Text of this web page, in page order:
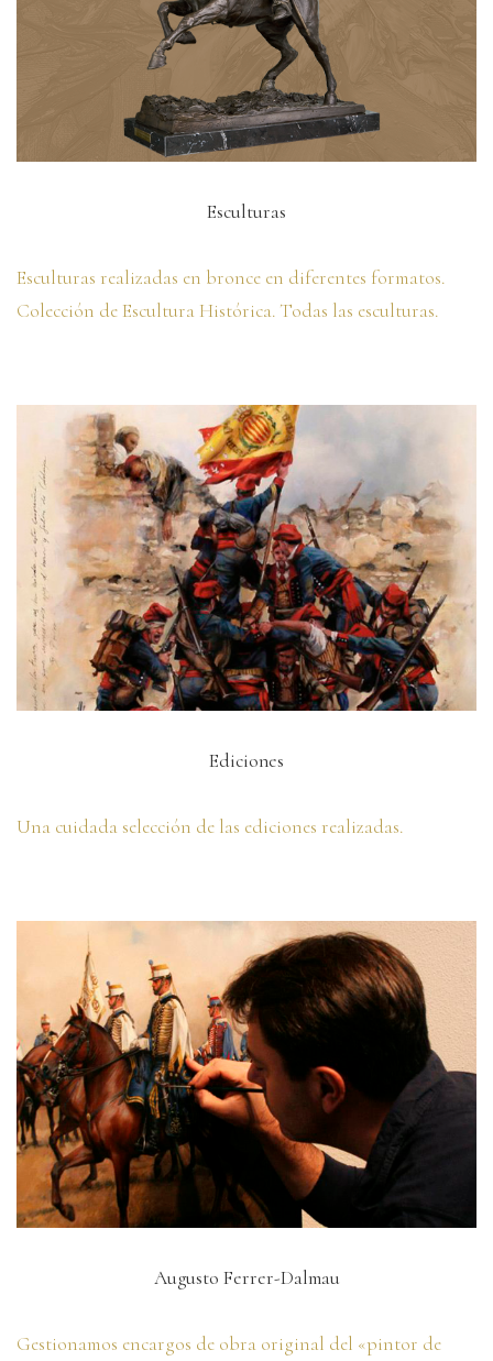
Esculturas
Esculturas realizadas en bronce en diferentes formatos.
Colección de Escultura Histórica. Todas las esculturas.
Ediciones
Una cuidada selección de las ediciones realizadas.
Augusto Ferrer-Dalmau
Gestionamos encargos de obra original del «pintor de